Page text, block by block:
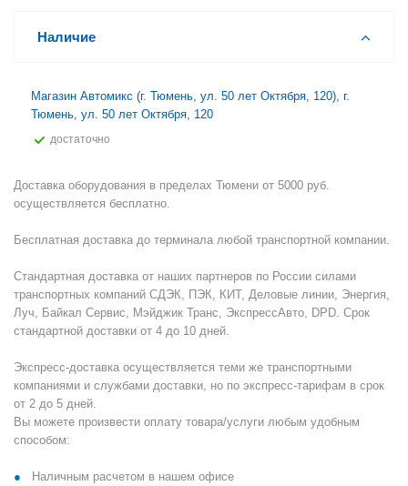
Наличие
Магазин Автомикс (г. Тюмень, ул. 50 лет Октября, 120), г.
Тюмень, ул. 50 лет Октября, 120
Достаточно
Доставка оборудования в пределах Тюмени от 5000 руб.
осуществляется бесплатно.
Бесплатная доставка до терминала любой транспортной компании.
Стандартная доставка от наших партнеров по России силами
транспортных компаний СДЭК, ПЭК, КИТ, Деловые линии, Энергия,
Луч, Байкал Сервис, Мэйджик Транс, ЭкспрессАвто, DPD. Срок
стандартной доставки от 4 до 10 дней.
Экспресс-доставка осуществляется теми же транспортными
компаниями и службами доставки, но по экспресс-тарифам в срок
от 2 до 5 дней.
Вы можете произвести оплату товара/услуги любым удобным
способом:
Наличным расчетом в нашем офисе